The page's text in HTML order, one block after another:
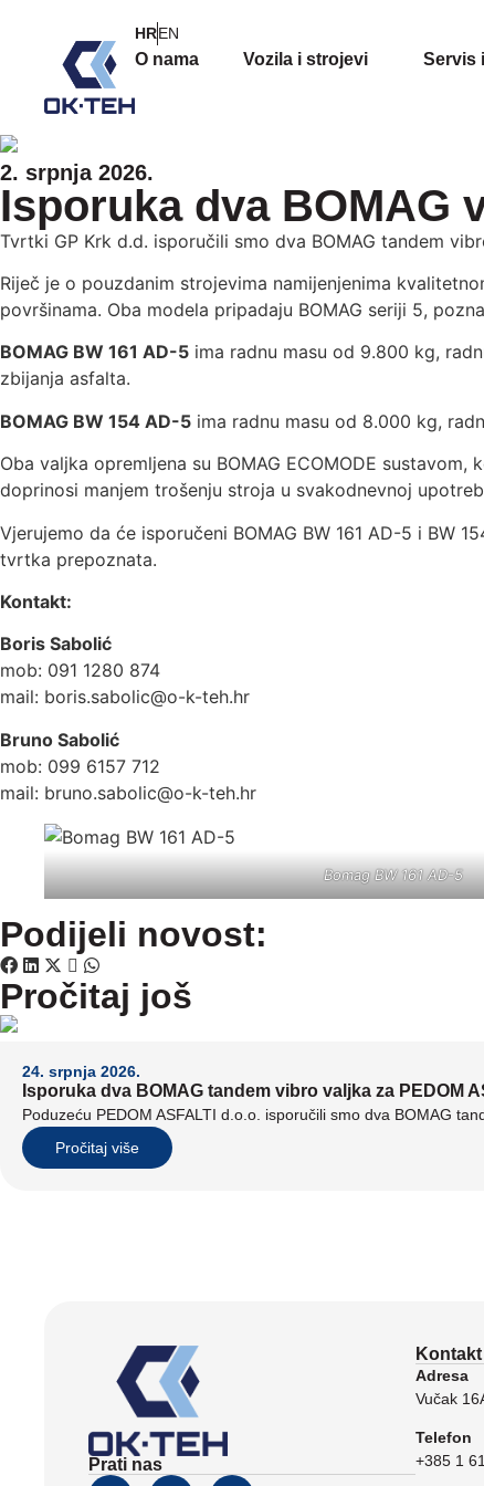
HREN
O nama Vozila i strojevi Servis
2. srpnja 2026.
Isporuka dva BOMAG
Tvrtki GP Krk d.d. isporučili smo dva BOMAG tandem
Riječ je o pouzdanim strojevima namijenjenima
površinama. Oba modela pripadaju BOMAG seriji 5,
BOMAG BW 161 AD-5 ima radnu masu od 9.800 kg,
zbijanja asfalta.
BOMAG BW 154 AD-5 ima radnu masu od 8.000 kg,
Oba valjka opremljena su BOMAG ECOMODE
doprinosi manjem trošenju stroja u svakodnevnoj
Vjerujemo da će isporučeni BOMAG BW 161 AD-5 i
tvrtka prepoznata.
Kontakt:
Boris Sabolić
mob: 091 1280 874
mail: boris.sabolic@o-k-teh.hr
Bruno Sabolić
mob: 099 6157 712
mail: bruno.sabolic@o-k-teh.hr
Bomag BW 161 AD-5
Podijeli novost:
Pročitaj još
24. srpnja 2026.
Isporuka dva BOMAG tandem vibro valjka za PEDOM
Poduzeću PEDOM ASFALTI d.o.o. isporučili smo dva BOMAG
Pročitaj više
Prati nas
Kontakt
Adresa
Vučak
Telefon
+385 1